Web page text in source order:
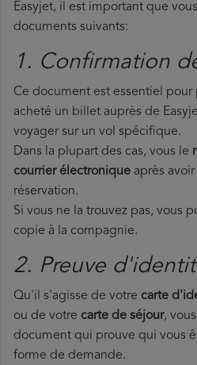
Easyjet, il est important que
documents suivants:
1. Confirmation
Ce document est essentiel pour
acheté un billet auprès de
voyager sur un vol spécifique.
Dans la plupart des cas, vous le
courrier électronique après
réservation.
Si vous ne la trouvez pas, vous
copie à la compagnie.
2. Preuve
Qu'il s'agisse de votre carte
ou de votre carte de séjour,
document qui prouve qui vous
forme de demande.